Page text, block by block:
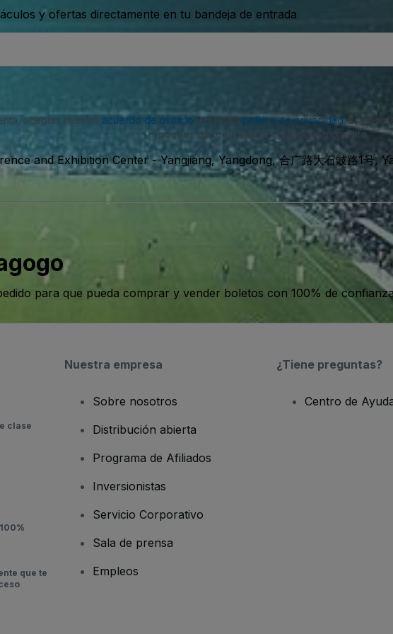
y ofertas directamente en tu bandeja de entrada
aceptas nuestro acuerdo de usuario y nuestrapolítica de privacidad. Es
puedes darte de baja en cualquier momento.
and Exhibition Center-Yangjiang, Yangdong, 合广路大石豉路1号,
para que pueda comprar y vender boletos con 100% de
clase
que te
Nuestra empresa
Sobre nosotros
Distribución abierta
Programa de Afiliados
Inversionistas
Servicio Corporativo
Sala de prensa
Empleos
¿Tiene preguntas?
Centro de